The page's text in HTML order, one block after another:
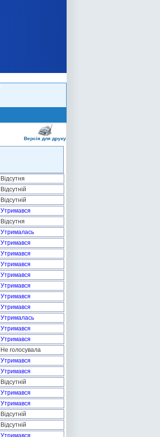
Версія для друку
Відсутня
Відсутній
Відсутній
Утримався
Відсутня
Утрималась
Утримався
Утримався
Утримався
Утримався
Утримався
Утримався
Утримався
Утрималась
Утримався
Утримався
Не голосувала
Утримався
Утримався
Відсутній
Утримався
Утримався
Відсутній
Відсутній
Утримався